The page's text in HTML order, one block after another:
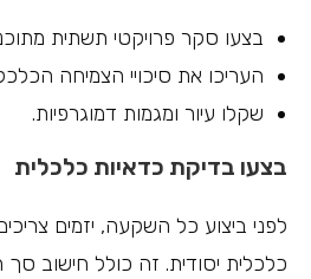
בצעו סקר פרויקטי תשתית
העריכו את סיכויי הצמיחה
שקלו עיור ומגמות דמוגרפיות.
בצעו בדיקת כדאיות כלכלית
לפני ביצוע כל השקעה, יזמים
כלכלית יסודית. זה כולל חישוב